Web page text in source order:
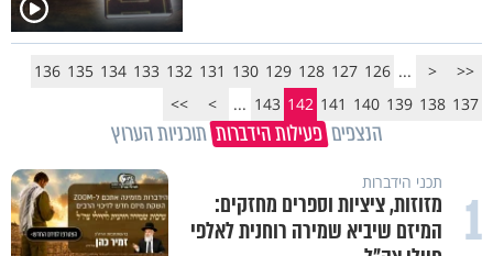
<<
<
...
126
127
128
129
130
131
132
133
134
135
136
137
138
139
140
141
142
143
...
>
>>
הנצפים פעילות הידברות תוכניות הערוץ
1 תכני הידברות
מזוזות, ציציות וספרים מחזקים:
המיזם שיביא שמירה רוחנית לאלפי